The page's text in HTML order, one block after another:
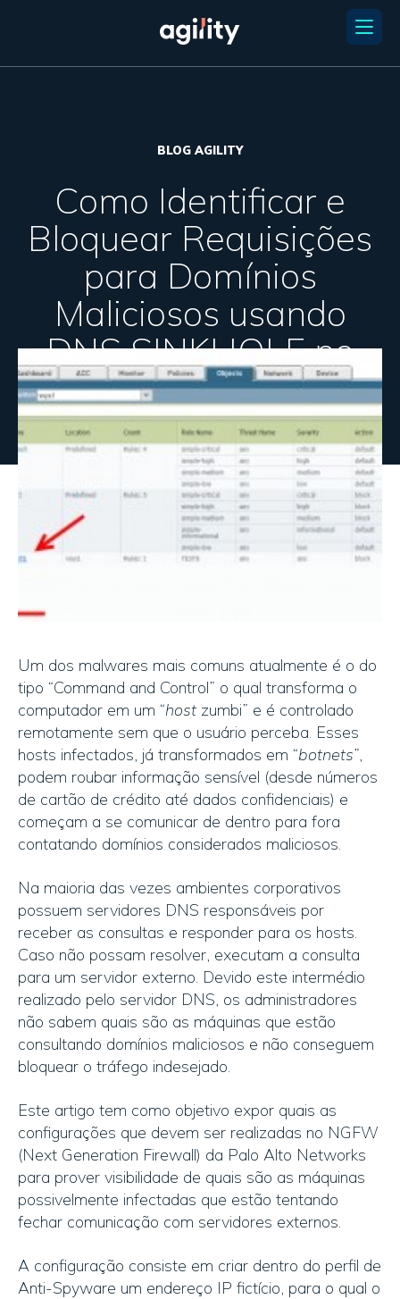
BLOG AGILITY
Como Identificar e
Bloquear Requisições
para Domínios
Maliciosos usando
DNS SINKHOLE no
Palo Alto
Um dos malwares mais comuns atualmente é o do
tipo “Command and Control” o qual transforma o
computador em um “host zumbi” e é controlado
remotamente sem que o usuário perceba. Esses
hosts infectados, já transformados em “botnets”,
podem roubar informação sensível (desde números
de cartão de crédito até dados confidenciais) e
começam a se comunicar de dentro para fora
contatando domínios considerados maliciosos.
Na maioria das vezes ambientes corporativos
possuem servidores DNS responsáveis por
receber as consultas e responder para os hosts.
Caso não possam resolver, executam a consulta
para um servidor externo. Devido este intermédio
realizado pelo servidor DNS, os administradores
não sabem quais são as máquinas que estão
consultando domínios maliciosos e não conseguem
bloquear o tráfego indesejado.
Este artigo tem como objetivo expor quais as
configurações que devem ser realizadas no NGFW
(Next Generation Firewall) da Palo Alto Networks
para prover visibilidade de quais são as máquinas
possivelmente infectadas que estão tentando
fechar comunicação com servidores externos.
A configuração consiste em criar dentro do perfil de
Anti-Spyware um endereço IP fictício, para o qual o